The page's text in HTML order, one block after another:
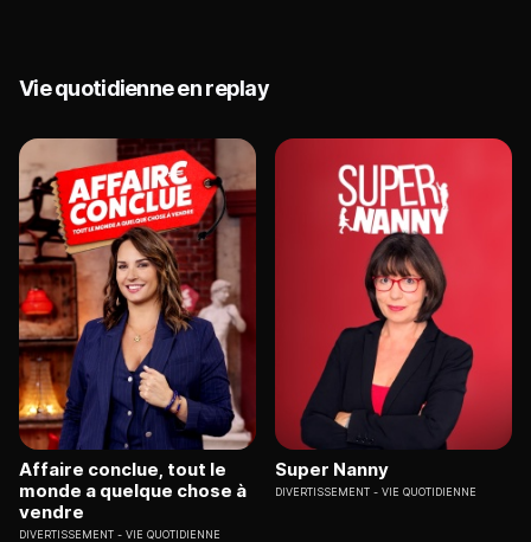
Vie quotidienne en replay
Affaire conclue, tout le
monde a quelque chose à
vendre
DIVERTISSEMENT VIE QUOTIDIENNE
Super Nanny
DIVERTISSEMENT VIE QUOTIDIENNE